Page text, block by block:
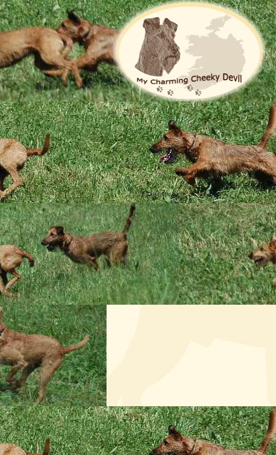
Ein kleines Video aus der siebten Woche von unserem O-Wurf
Die Zucht Hoppla, jetzt komm ich ...